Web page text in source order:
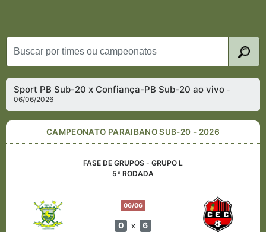
Sport PB Sub-20 x Confiança-PB Sub-20 ao vivo-
06/06/2026
CAMPEONATO PARAIBANO SUB-20 - 2026
FASE DE GRUPOS - GRUPO L
5ª RODADA
06/06
0 x 6